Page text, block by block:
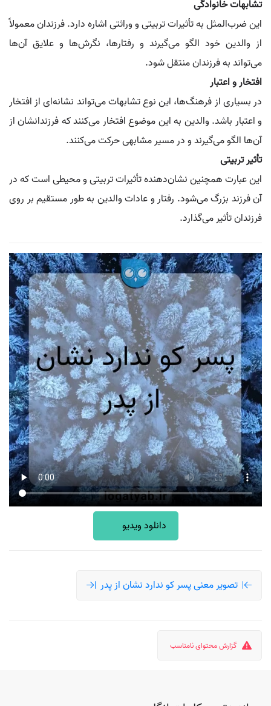
تشابهات خانوادگی
این ضرب‌المثل به تأثیرات تربیتی و وراثتی اشاره دارد. فرزندان معمولاً
از والدین خود الگو می‌گیرند و رفتارها، نگرش‌ها و علایق آن‌ها
می‌تواند به فرزندان منتقل شود.
افتخار و اعتبار
در بسیاری از فرهنگ‌ها، این نوع تشابهات می‌تواند نشانه‌ای از افتخار
و اعتبار باشد. والدین به این موضوع افتخار می‌کنند که فرزندانشان از
آن‌ها الگو می‌گیرند و در مسیر مشابهی حرکت می‌کنند.
تأثیر تربیتی
این عبارت همچنین نشان‌دهنده تأثیرات تربیتی و محیطی است که در
آن فرزند بزرگ می‌شود. رفتار و عادات والدین به طور مستقیم بر روی
فرزندان تأثیر می‌گذارد.
دانلود ویدیو
تصویر معنی پسر کو ندارد نشان از پدر
گزارش محتوای نامناسب